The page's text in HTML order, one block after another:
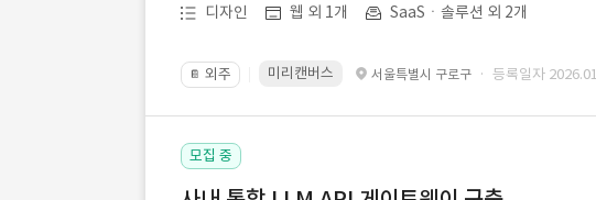
디자인 웹 외 1개 SaaSㆍ솔루션 외 2개
📔 외주 미리캔버스 서울특별시 구로구 · 등록일자
모집 중